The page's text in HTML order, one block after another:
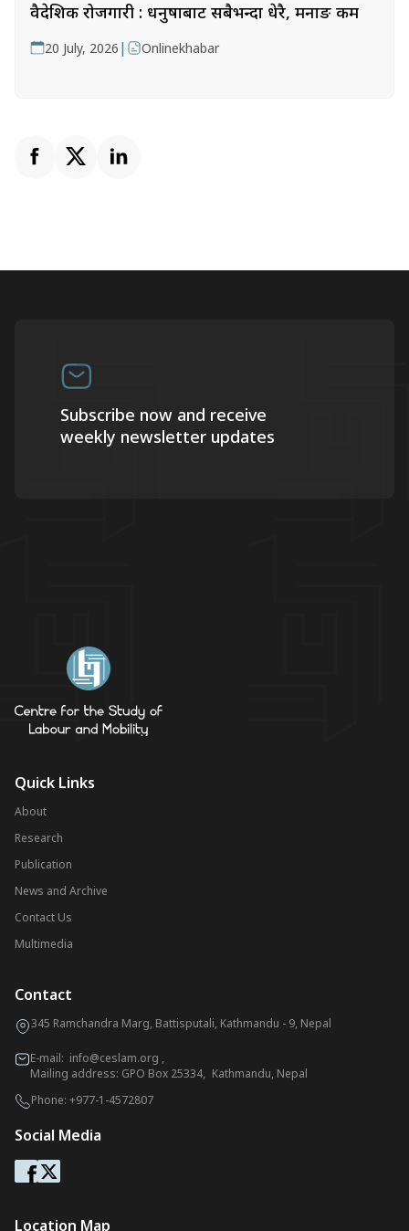
वैदेशिक रोजगारी : धनुषाबाट सबैभन्दा धेरै, मनाङ कम
20 July, 2026 | Onlinekhabar
Subscribe now and receive
weekly newsletter updates
Quick Links
About
Research
Publication
News and Archive
Contact Us
Multimedia
Contact
345 Ramchandra Marg, Battisputali, Kathmandu - 9, Nepal
E-mail: info@ceslam.org ,
Mailing address: GPO Box 25334, Kathmandu, Nepal
Phone: +977-1-4572807
Social Media
Location Map